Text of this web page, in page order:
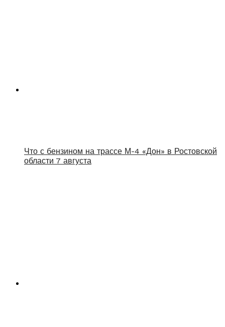
Что с бензином на трассе М-4 «Дон» в Ростовской
области 7 августа